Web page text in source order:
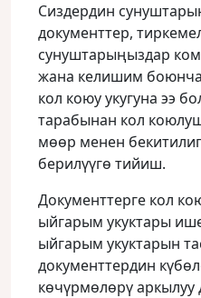
Сиздердин
документтер,
сунуштарыңыздар
жана келишим
кол коюу укугуна ээ
тарабынан кол
мөөр менен
берилүүгө тийиш.
Документтерге кол
ыйгарым укуктары
ыйгарым укуктарын
документтердин
көчүрмөлөрү аркылуу